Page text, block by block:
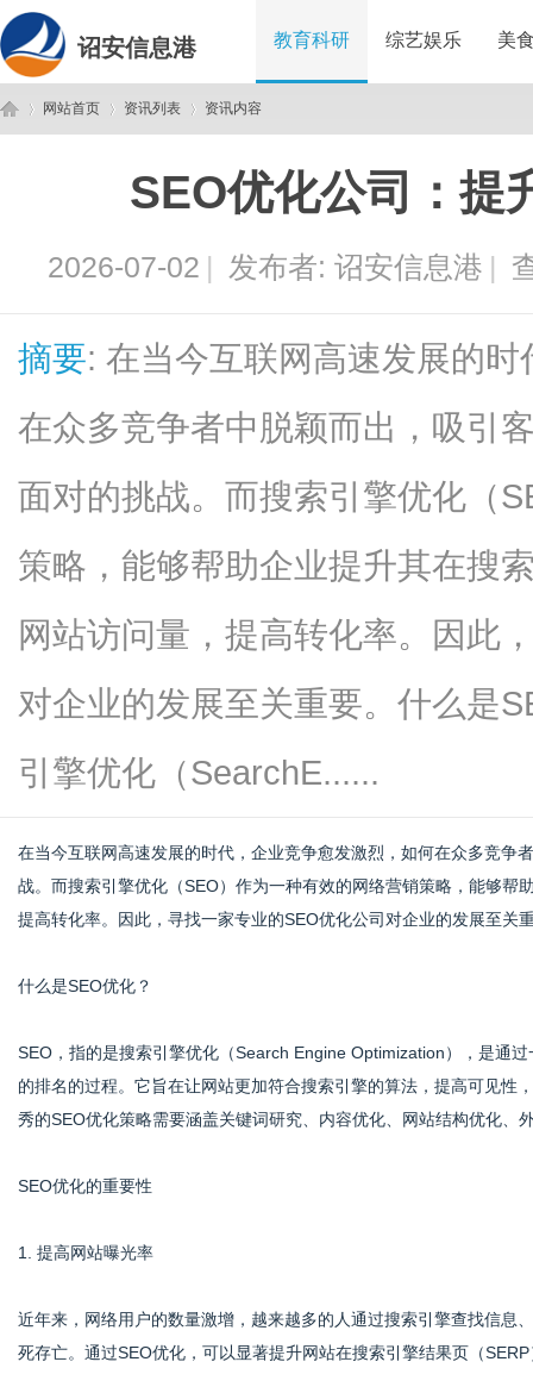
诏安信息港 教育科研 综艺娱乐 美
网站首页 资讯列表
›
资讯内容
SEO优化公司：提
2026-07-02 | 发布者: 诏安信息港 |
摘要: 在当今互联网高速发展的
在众多竞争者中脱颖而出，吸引
面对的挑战。而搜索引擎优化（
策略，能够帮助企业提升其在搜
网站访问量，提高转化率。因此
对企业的发展至关重要。什么是
引擎优化（SearchE......
在当今互联网高速发展的时代，企业竞争愈发激烈，如何在众多竞争
战。而搜索引擎优化（SEO）作为一种有效的网络营销策略，能够
提高转化率。因此，寻找一家专业的SEO优化公司对企业的发展至关
什么是SEO优化？
SEO，指的是搜索引擎优化（Search Engine Optimization），是通
的排名的过程。它旨在让网站更加符合搜索引擎的算法，提高可见性
秀的SEO优化策略需要涵盖关键词研究、内容优化、网站结构优化、
SEO优化的重要性
1. 提高网站曝光率
近年来，网络用户的数量激增，越来越多的人通过搜索引擎查找信息
死存亡。通过SEO优化，可以显著提升网站在搜索引擎结果页（